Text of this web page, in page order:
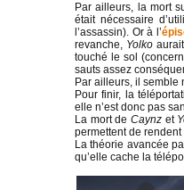
Par ailleurs, la mort
était nécessaire
l’assassin). Or à l’
revanche, Yolkoaurait
touché le sol
sauts assez
Par ailleurs, il semble
Pour finir, la
elle n’est donc pas
La mort de Caynzet
permettent de
La théorie avancée
qu’elle cache la